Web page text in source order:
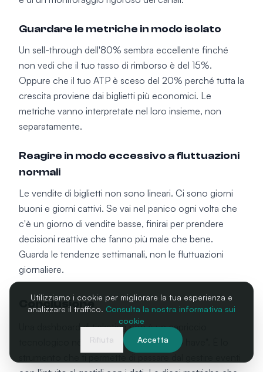
Guardare le metriche in modo isolato
Un sell-through dell'80% sembra eccellente finché
non vedi che il tuo tasso di rimborso è del 15%.
Oppure che il tuo ATP è sceso del 20% perché tutta la
crescita proviene dai biglietti più economici. Le
metriche vanno interpretate nel loro insieme, non
separatamente.
Reagire in modo eccessivo a fluttuazioni
normali
Le vendite di biglietti non sono lineari. Ci sono giorni
buoni e giorni cattivi. Se vai nel panico ogni volta che
c'è un giorno di vendite basse, finirai per prendere
decisioni reattive che fanno più male che bene.
Guarda le tendenze settimanali, non le fluttuazioni
giornaliere.
Conclusione
Una dashboard di ticketing non è un capriccio
tecnologico né una funzionalità "nice to have". È lo
Utilizziamo i cookie per migliorare la tua esperienza e
analizzare il traffico. Consulta la nostra informativa sui
cookie
Rifiuta
Accetta